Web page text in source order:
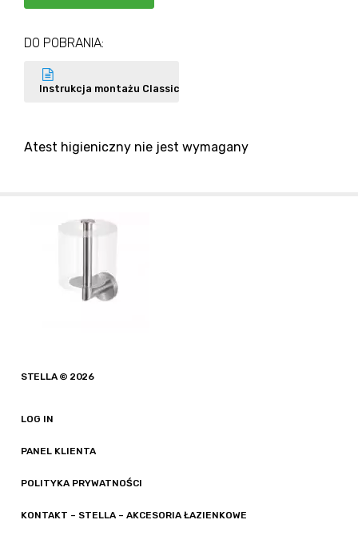
DO POBRANIA:
Instrukcja montażu Classic
Atest higieniczny nie jest wymagany
STELLA © 2026
LOG IN
PANEL KLIENTA
POLITYKA PRYWATNOŚCI
KONTAKT – STELLA – AKCESORIA ŁAZIENKOWE